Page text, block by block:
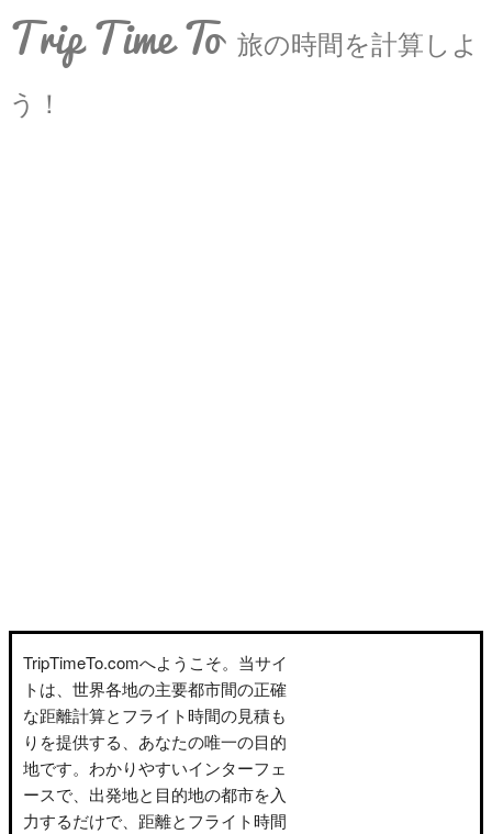
Trip Time To 旅の時間を計算しよ
う！
TripTimeTo.comへようこそ。当サイ
トは、世界各地の主要都市間の正確
な距離計算とフライト時間の見積も
りを提供する、あなたの唯一の目的
地です。わかりやすいインターフェ
ースで、出発地と目的地の都市を入
力するだけで、距離とフライト時間